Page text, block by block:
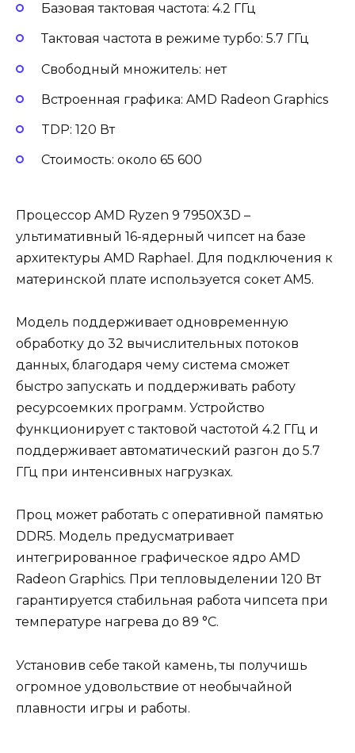
Базовая тактовая частота: 4.2 ГГц
Тактовая частота в режиме турбо: 5.7 ГГц
Свободный множитель: нет
Встроенная графика: AMD Radeon Graphics
TDP: 120 Вт
Стоимость: около 65 600
Процессор AMD Ryzen 9 7950X3D –
ультимативный 16-ядерный чипсет на базе
архитектуры AMD Raphael. Для подключения к
материнской плате используется сокет AM5.
Модель поддерживает одновременную
обработку до 32 вычислительных потоков
данных, благодаря чему система сможет
быстро запускать и поддерживать работу
ресурсоемких программ. Устройство
функционирует с тактовой частотой 4.2 ГГц и
поддерживает автоматический разгон до 5.7
ГГц при интенсивных нагрузках.
Проц может работать с оперативной памятью
DDR5. Модель предусматривает
интегрированное графическое ядро AMD
Radeon Graphics. При тепловыделении 120 Вт
гарантируется стабильная работа чипсета при
температуре нагрева до 89 °C.
Установив себе такой камень, ты получишь
огромное удовольствие от необычайной
плавности игры и работы.